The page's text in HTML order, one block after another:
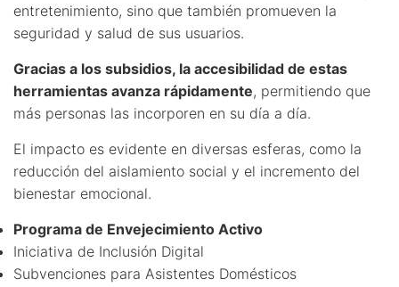
entretenimiento, sino que también promueven la
seguridad y salud de sus usuarios.
Gracias a los subsidios, la accesibilidad de estas
herramientas avanza rápidamente, permitiendo que
más personas las incorporen en su día a día.
El impacto es evidente en diversas esferas, como la
reducción del aislamiento social y el incremento del
bienestar emocional.
Programa de Envejecimiento Activo
Iniciativa de Inclusión Digital
Subvenciones para Asistentes Domésticos